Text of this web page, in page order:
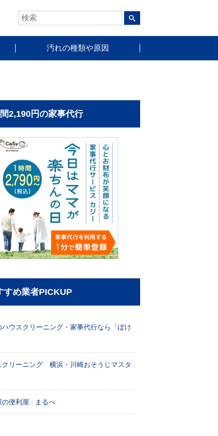
汚れの種類や原因
2,190円の家事代行
すめ業者PICKUP
ハウスクリーニング・家事代行なら「ぽけ
クリーニング 横浜・川崎おそうじマスタ
の便利屋 : まるべ